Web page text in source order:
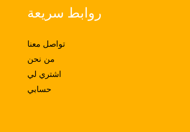
روابط سريعة
تواصل معنا
من نحن
اشتري لي
حسابي